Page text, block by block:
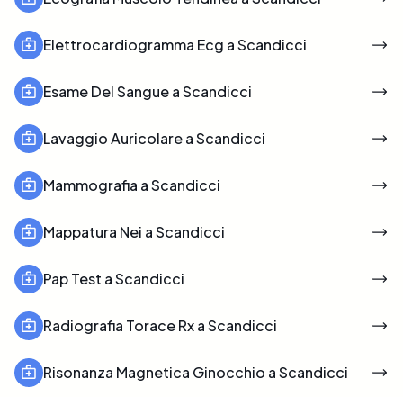
Elettrocardiogramma Ecg a Scandicci
Esame Del Sangue a Scandicci
Lavaggio Auricolare a Scandicci
Mammografia a Scandicci
Mappatura Nei a Scandicci
Pap Test a Scandicci
Radiografia Torace Rx a Scandicci
Risonanza Magnetica Ginocchio a Scandicci